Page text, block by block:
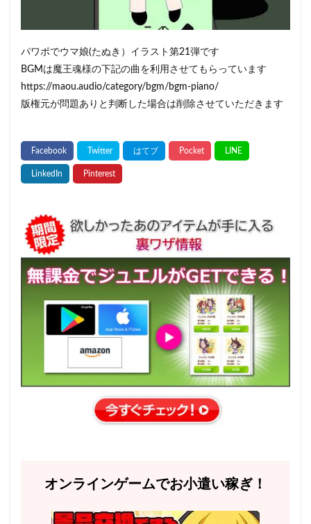
パワポでウマ娘(たぬき）イラスト第21弾です
BGMは魔王魂様の下記の曲を利用させてもらっています
https://maou.audio/category/bgm/bgm-piano/
版権元が問題ありと判断した場合は削除させていただきます
オンラインゲームでお小遣い稼ぎ！